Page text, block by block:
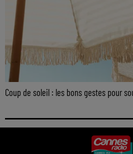
Coup de soleil : les bons gestes pour